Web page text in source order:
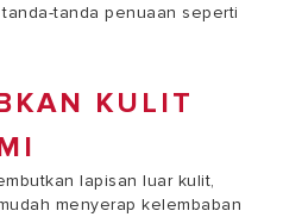
tanda penuaan seperti
KULIT
lapisan luar kulit,
menyerap kelembaban